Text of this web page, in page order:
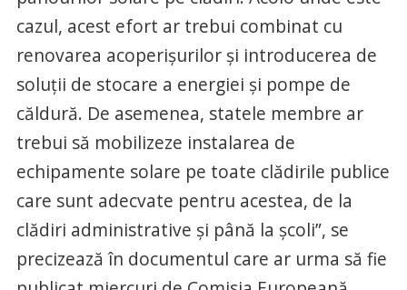
cazul, acest efort ar trebui combinat cu
renovarea acoperişurilor şi introducerea de
soluţii de stocare a energiei şi pompe de
căldură. De asemenea, statele membre ar
trebui să mobilizeze instalarea de
echipamente solare pe toate clădirile publice
care sunt adecvate pentru acestea, de la
clădiri administrative şi până la şcoli”, se
precizează în documentul care ar urma să fie